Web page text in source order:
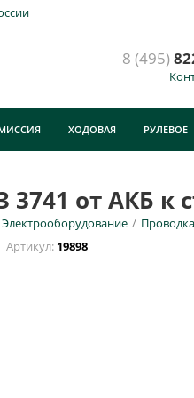
8 (495)
ХОДОВАЯ РУЛЕВОЕ
от АКБ к
Электрооборудование / Проводка
Артикул: 19898